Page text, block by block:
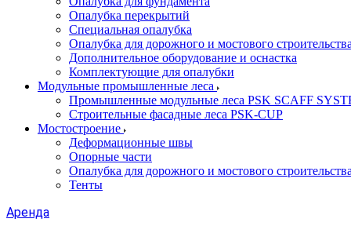
Опалубка перекрытий
Специальная опалубка
Опалубка для дорожного и мостового строительства
Дополнительное оборудование и оснастка
Комплектующие для опалубки
Модульные промышленные леса
Промышленные модульные леса PSK SCAFF
Строительные фасадные леса PSK-CUP
Мостостроение
Деформационные швы
Опорные части
Опалубка для дорожного и мостового строительства
Тенты
Аренда